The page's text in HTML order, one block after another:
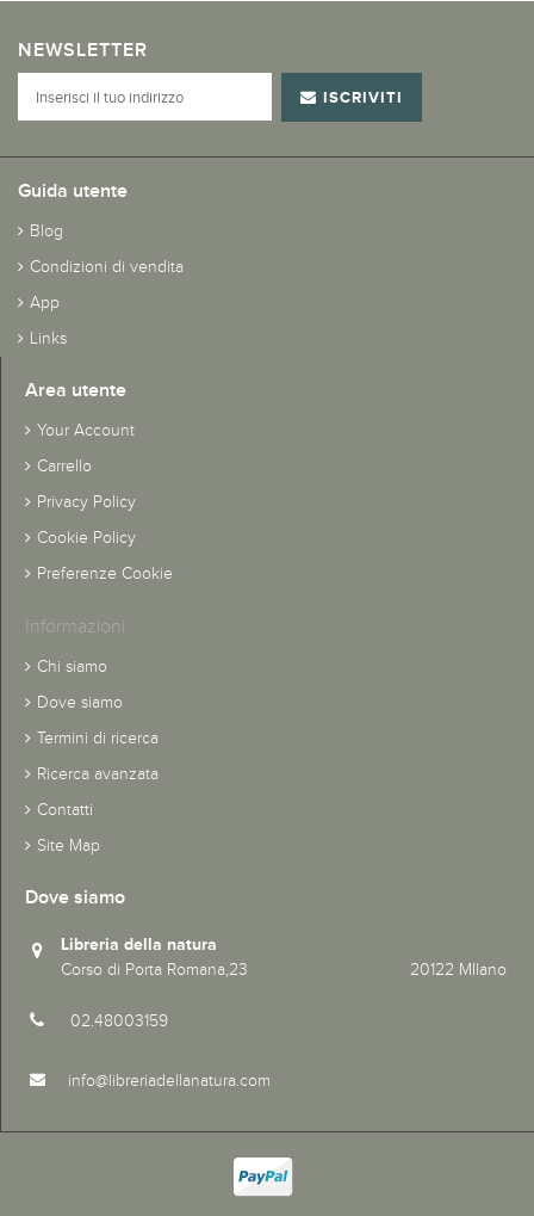
NEWSLETTER
ISCRIVITI
Guida utente
Blog
Condizioni di vendita
App
Links
Area utente
Your Account
Carrello
Privacy Policy
Cookie Policy
Preferenze Cookie
Informazioni
Chi siamo
Dove siamo
Termini di ricerca
Ricerca avanzata
Contatti
Site Map
Dove siamo
Libreria della natura
Corso di Porta Romana,23 20122 MIlano
02.48003159
info@libreriadellanatura.com